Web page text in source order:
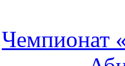
Чемпионат